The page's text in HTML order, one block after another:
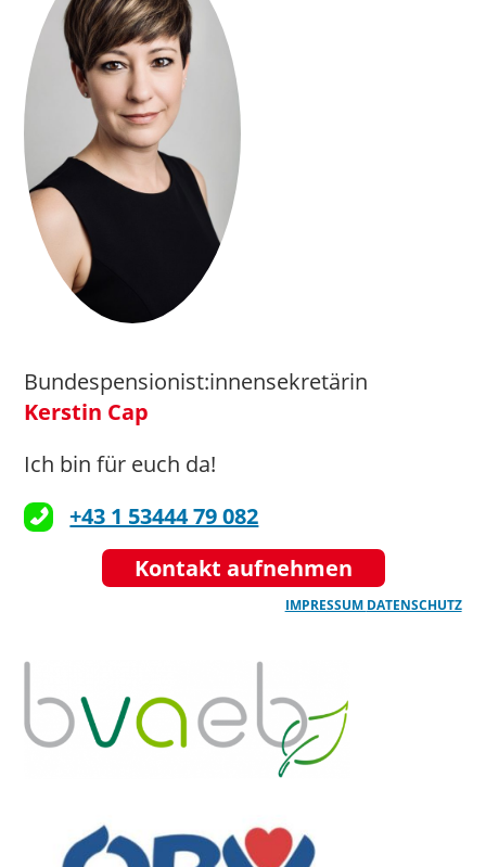
Bundespensionist:innensekretärin
Kerstin Cap
Ich bin für euch da!
+43 1 53444 79 082
Kontakt aufnehmen
IMPRESSUM DATENSCHUTZ